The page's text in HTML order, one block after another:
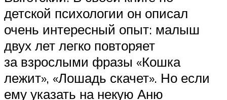
детской психологии он описал
очень интересный опыт: малыш
двух лет легко повторяет
за взрослыми фразы «Кошка
лежит», «Лошадь скачет». Но если
ему указать на некую Аню